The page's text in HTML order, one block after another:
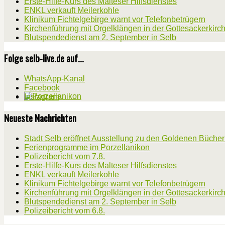
ENKL verkauft Meilerkohle
Klinikum Fichtelgebirge warnt vor Telefonbetrügern
Kirchenführung mit Orgelklängen in der
Blutspendedienst am 2. September in Selb
Folge selb-live.de auf...
WhatsApp-Kanal
Facebook
Instagram
Neueste Nachrichten
Stadt Selb eröffnet Ausstellung zu den Goldenen
Ferienprogramme im Porzellanikon
Polizeibericht vom 7.8.
Erste-Hilfe-Kurs des Malteser Hilfsdienstes
ENKL verkauft Meilerkohle
Klinikum Fichtelgebirge warnt vor Telefonbetrügern
Kirchenführung mit Orgelklängen in der
Blutspendedienst am 2. September in Selb
Polizeibericht vom 6.8.